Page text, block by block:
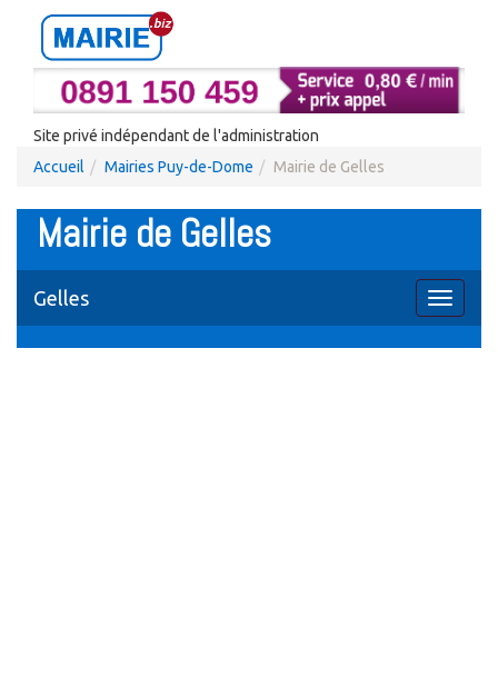
Site privé indépendant de l'administration
Accueil
Mairies Puy-de-Dome Mairie de Gelles
Mairie de Gelles
Toggle
Gelles